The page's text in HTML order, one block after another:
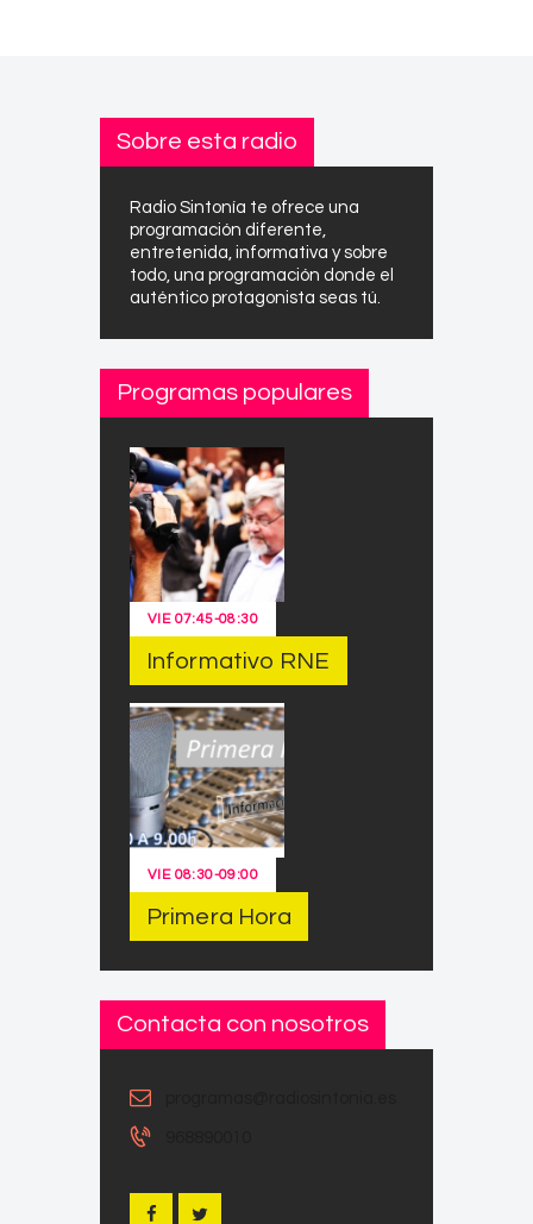
Sobre esta radio
Radio Sintonía te ofrece una
programación diferente,
entretenida, informativa y sobre
todo, una programación donde el
auténtico protagonista seas tú.
Programas populares
VIE 07:45-08:30
Informativo RNE
VIE 08:30-09:00
Primera Hora
Contacta con nosotros